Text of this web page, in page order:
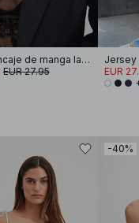
Top de encaje de manga larga
EUR 27.95
EUR
-40%